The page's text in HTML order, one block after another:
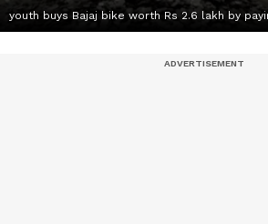
youth buys Bajaj bike worth Rs 2.6 lakh by